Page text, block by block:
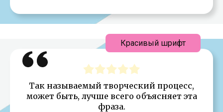
Так называемый творческий процесс,
может быть, лучше всего объясняет эта
фраза.
Красивый шрифт